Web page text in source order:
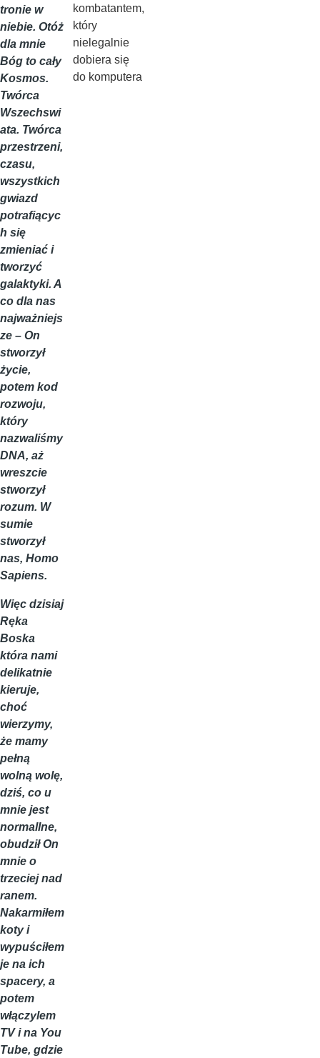
tronie w
niebie. Otóż
dla mnie
Bóg to cały
Kosmos.
Twórca
Wszechswi
ata. Twórca
przestrzeni,
czasu,
wszystkich
gwiazd
potrafiącyc
h się
zmieniać i
tworzyć
galaktyki. A
co dla nas
najważniejs
ze – On
stworzył
życie,
potem kod
rozwoju,
który
nazwaliśmy
DNA, aż
wreszcie
stworzył
rozum. W
sumie
stworzył
nas, Homo
Sapiens.
Więc dzisiaj
Ręka
Boska
która nami
delikatnie
kieruje,
choć
wierzymy,
że mamy
pełną
wolną wolę,
dziś, co u
mnie jest
normallne,
obudził On
mnie o
trzeciej nad
ranem.
Nakarmiłem
koty i
wypuściłem
je na ich
spacery, a
potem
włączylem
TV i na You
Tube, gdzie
kombatantem,
który
nielegalnie
dobiera się
do komputera